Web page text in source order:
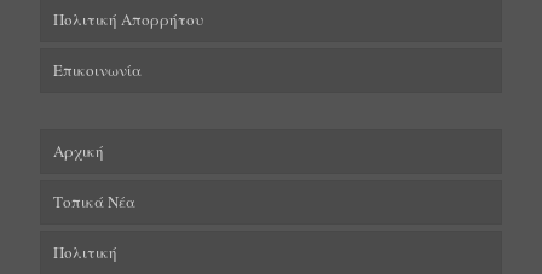
Πολιτική Απορρήτου
Επικοινωνία
Αρχική
Τοπικά Νέα
Πολιτική